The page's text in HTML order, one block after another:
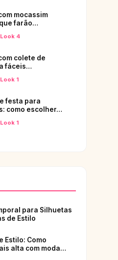
mocassim
farão…
4
colete de
fáceis…
1
festa para
como escolher…
1
para Silhuetas
de Estilo
Estilo: Como
alta com moda…